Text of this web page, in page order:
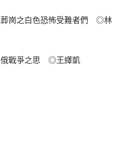
崗之白色恐怖受難者們 ◎林
戰爭之思 ◎王繹凱